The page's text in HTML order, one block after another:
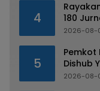
4
180
Jakarta
2026-08-
5
Pemkot
Dishub
Sopir
2026-08-